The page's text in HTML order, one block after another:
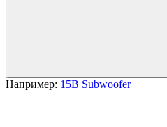
Например: 15B Subwoofer